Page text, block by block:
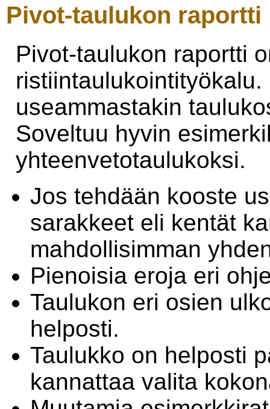
Pivot-taulukon raportti
Pivot-taulukon raportti
useammastakin
Soveltuu hyvin
yhteenvetotaulukoksi.
Jos tehdään kooste
sarakkeet eli kentät
mahdollisimman
Pienoisia eroja eri
Taulukon eri osien
helposti.
Taulukko on helposti
kannattaa valita